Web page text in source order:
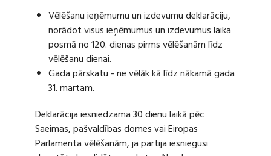
Vēlēšanu ieņēmumu un izdevumu deklarāciju,
norādot visus ieņēmumus un izdevumus laika
posmā no 120. dienas pirms vēlēšanām līdz
vēlēšanu dienai.
Gada pārskatu - ne vēlāk kā līdz nākamā gada
31. martam.
Deklarācija iesniedzama 30 dienu laikā pēc
Saeimas, pašvaldības domes vai Eiropas
Parlamenta vēlēšanām, ja partija iesniegusi